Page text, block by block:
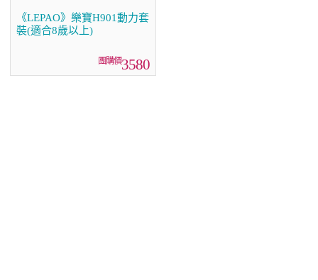
《LEPAO》樂寶H901動力套
裝(適合8歲以上)
3580